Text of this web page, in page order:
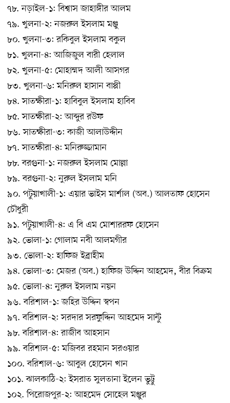
৭৮. নড়াইল-১: বিশ্বাস জাহাঙ্গীর আলম
৭৯. খুলনা-২: নজরুল ইসলাম মঞ্জু
৮০. খুলনা-৩: রকিবুল ইসলাম বকুল
৮১. খুলনা-৪: আজিজুল বারী হেলাল
৮২. খুলনা-৫: মোহাম্মদ আলী আসগর
৮৩. খুলনা-৬: মনিরুল হাসান বাপ্পী
৮৪. সাতক্ষীরা-১: হাবিবুল ইসলাম হাবিব
৮৫. সাতক্ষীরা-২: আব্দুর রউফ
৮৬. সাতক্ষীরা-৩: কাজী আলাউদ্দীন
৮৭. সাতক্ষীরা-৪: মনিরুজ্জামান
৮৮. বরগুনা-১: নজরুল ইসলাম মোল্লা
৮৯. বরগুনা-২: নুরুল ইসলাম মনি
৯০. পটুয়াখালী-১: এয়ার ভাইস মার্শাল (অব.) আলতাফ হোসেন
চৌধুরী
৯১. পটুয়াখালী-৪: এ বি এম মোশাররফ হোসেন
৯২. ভোলা-১: গোলাম নবী আলমগীর
৯৩. ভোলা-২: হাফিজ ইব্রাহীম
৯৪. ভোলা-৩: মেজর (অব.) হাফিজ উদ্দিন আহমেদ, বীর বিক্রম
৯৫. ভোলা-৪: নুরুল ইসলাম নয়ন
৯৬. বরিশাল-১: জহির উদ্দিন স্বপন
৯৭. বরিশাল-২: সরদার সরফুদ্দিন আহমেদ সান্টু
৯৮. বরিশাল-৪: রাজীব আহসান
৯৯. বরিশাল-৫: মজিবর রহমান সরওয়ার
১০০. বরিশাল-৬: আবুল হোসেন খান
১০১. ঝালকাঠি-২: ইসরাত সুলতানা ইলেন ভুট্টু
১০২. পিরোজপুর-২: আহমেদ সোহেল মঞ্জুর